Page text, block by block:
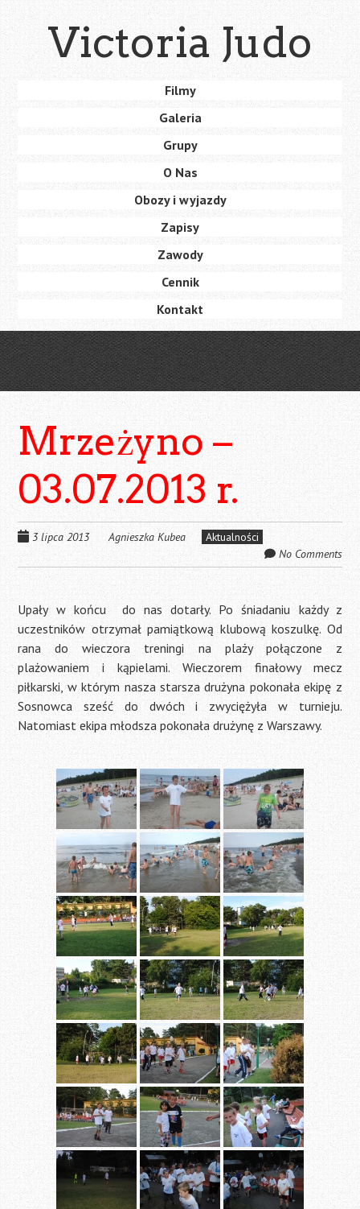
content
Victoria Judo
content
Filmy
Galeria
Grupy
O Nas
Obozy i wyjazdy
Zapisy
Zawody
Cennik
Kontakt
Mrzeżyno –
03.07.2013 r.
3 lipca 2013 Agnieszka Kubea
Aktualności
No Comments
Upały w końcu
do nas dotarły. Po śniadaniu każdy z
uczestników otrzymał pamiątkową klubową koszulkę. Od
rana do wieczora treningi na plaży połączone z
plażowaniem i kąpielami. Wieczorem finałowy mecz
piłkarski, w którym nasza starsza drużyna pokonała ekipę z
Sosnowca sześć do dwóch i zwyciężyła w turnieju.
Natomiast ekipa młodsza pokonała drużynę z Warszawy.